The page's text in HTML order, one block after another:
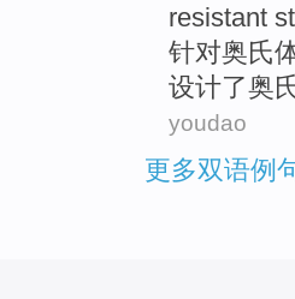
resistant
针对奥氏
设计了奥
youdao
更多双语例